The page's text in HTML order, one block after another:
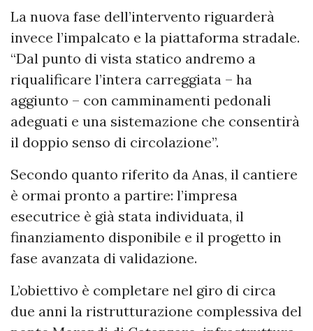
La nuova fase dell’intervento riguarderà
invece l’impalcato e la piattaforma stradale.
“Dal punto di vista statico andremo a
riqualificare l’intera carreggiata – ha
aggiunto – con camminamenti pedonali
adeguati e una sistemazione che consentirà
il doppio senso di circolazione”.
Secondo quanto riferito da Anas, il cantiere
è ormai pronto a partire: l’impresa
esecutrice è già stata individuata, il
finanziamento disponibile e il progetto in
fase avanzata di validazione.
L’obiettivo è completare nel giro di circa
due anni la ristrutturazione complessiva del